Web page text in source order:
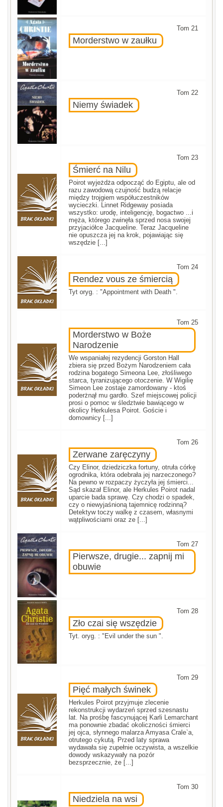
Tom 21
Morderstwo w zaułku
Tom 22
Niemy świadek
Tom 23
Śmierć na Nilu
Poirot wyjeżdża odpocząć do Egiptu, ale od
razu zawodową czujność budzą relacje
między trojgiem współuczestników
wycieczki. Linnet Ridgeway posiada
wszystko: urodę, inteligencję, bogactwo ...i
męża, którego zwinęła sprzed nosa swojej
przyjaciółce Jacqueline. Teraz Jacqueline
nie opuszcza jej na krok, pojawiając się
wszędzie [...]
Tom 24
Rendez vous ze śmiercią
Tyt oryg. : "Appointment with Death ".
Tom 25
Morderstwo w Boże
Narodzenie
We wspaniałej rezydencji Gorston Hall
zbiera się przed Bożym Narodzeniem cała
rodzina bogatego Simeona Lee, złośliwego
starca, tyranizującego otoczenie. W Wigilię
Simeon Lee zostaje zamordowany - ktoś
poderżnął mu gardło. Szef miejscowej policji
prosi o pomoc w śledztwie bawiącego w
okolicy Herkulesa Poirot. Goście i
domownicy [...]
Tom 26
Zerwane zaręczyny
Czy Elinor, dziedziczka fortuny, otruła córkę
ogrodnika, która odebrała jej narzeczonego?
Na pewno w rozpaczy życzyła jej śmierci...
Sąd skazał Elinor, ale Herkules Poirot nadal
uparcie bada sprawę. Czy chodzi o spadek,
czy o niewyjaśnioną tajemnicę rodzinną?
Detektyw toczy walkę z czasem, własnymi
wątpliwościami oraz ze [...]
Tom 27
Pierwsze, drugie... zapnij mi
obuwie
Tom 28
Zło czai się wszędzie
Tyt. oryg. : "Evil under the sun ".
Tom 29
Pięć małych świnek
Herkules Poirot przyjmuje zlecenie
rekonstrukcji wydarzeń sprzed szesnastu
lat. Na prośbę fascynującej Karli Lemarchant
ma ponownie zbadać okoliczności śmierci
jej ojca, słynnego malarza Amyasa Crale`a,
otrutego cykutą. Przed laty sprawa
wydawała się zupełnie oczywista, a wszelkie
dowody wskazywały na pozór
bezsprzecznie, że [...]
Tom 30
Niedziela na wsi